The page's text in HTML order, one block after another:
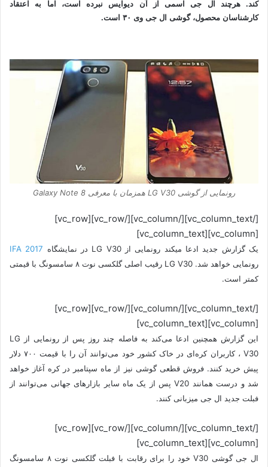
کند. هرچند ال جی اسمی از آن دیوایس نبرده است، اما به اعتقاد
کارشناسان محصول، گوشی ال جی وی ۳۰ است.
رونمایی از گوشی LG V30 همزمان با معرفی Galaxy Note 8
[/vc_column_text][/vc_column][/vc_row][vc_row]
[vc_column][vc_column_text]
یک گزارش جدید ادعا میکند رونمایی از LG V30 در نمایشگاه
IFA 2017
رونمایی خواهد شد. LG V30 رقیب اصلی گلکسی نوت ۸ سامسونگ با قیمتی
کمتر است.
[/vc_column_text][/vc_column][/vc_row][vc_row]
[vc_column][vc_column_text]
این گزارش همچنین ادعا می‌کند به فاصله چند روز پس از رونمایی از LG
V30 ، کاربران کره‌ای در خاک کشور خود می‌توانند آن را با قیمت ۷۰۰ دلار
پیش خرید کنند. فروش قطعی گوشی نیز از ماه سپتامبر در کره آغاز خواهد
شد و درست همانند V20 پس از یک ماه سایر بازارهای جهانی می‌توانند از
فبلت جدید ال جی میزبانی کنند.
[/vc_column_text][/vc_column][/vc_row][vc_row]
[vc_column][vc_column_text]
ال جی گوشی V30 خود را برای رقابت با فبلت گلکسی نوت ۸ سامسونگ